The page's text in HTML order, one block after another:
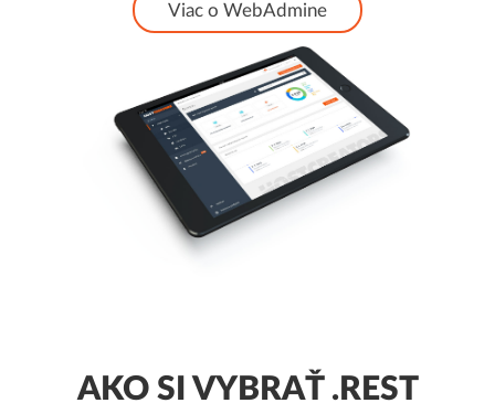
Viac o WebAdmine
AKO SI VYBRAŤ .REST